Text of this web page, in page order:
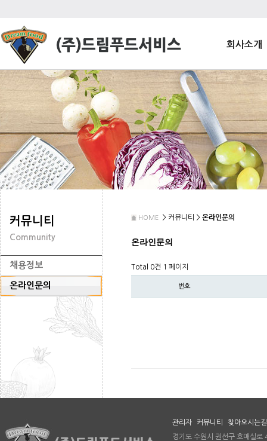
회사소개
커뮤니티
Community
채용정보
온라인문의
HOME > 커뮤니티 > 온라인문의
온라인문의
Total 0건 1 페이지
번호
관리자 커뮤니티
찾아오시는길
경기도 수원시 권선구 호매실